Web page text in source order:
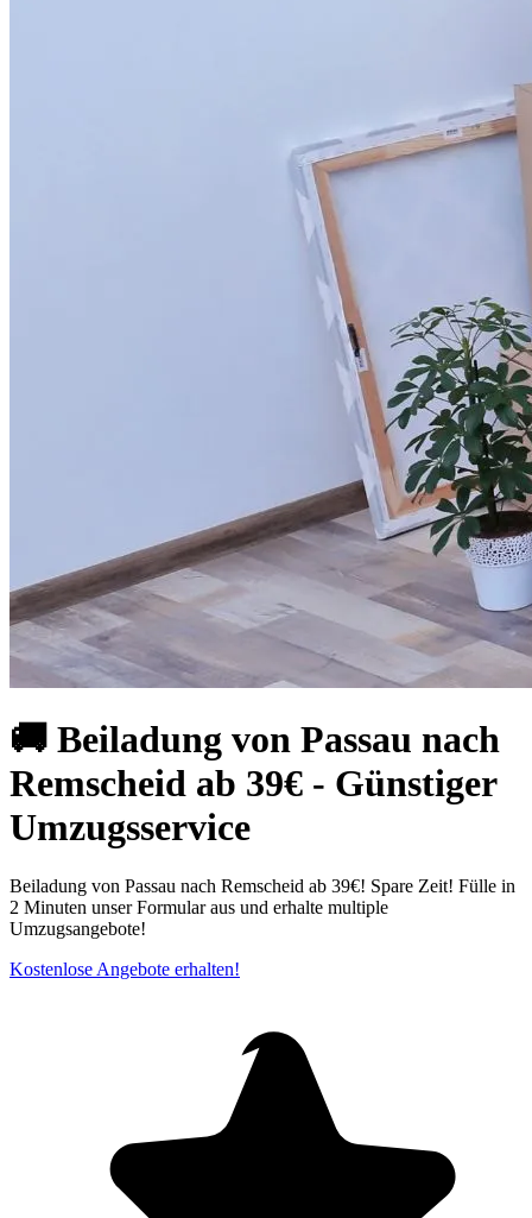
🚚 Beiladung von Passau nach
Remscheid ab 39€ - Günstiger
Umzugsservice
Beiladung von Passau nach Remscheid ab 39€! Spare Zeit! Fülle in
2 Minuten unser Formular aus und erhalte multiple
Umzugsangebote!
Kostenlose Angebote erhalten!